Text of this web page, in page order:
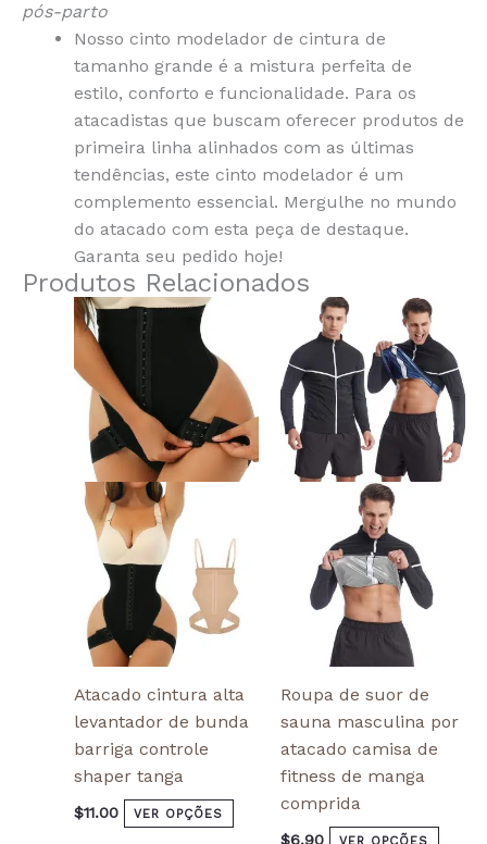
pós-parto
Nosso cinto modelador de cintura de
tamanho grande é a mistura perfeita de
estilo, conforto e funcionalidade. Para os
atacadistas que buscam oferecer produtos de
primeira linha alinhados com as últimas
tendências, este cinto modelador é um
complemento essencial. Mergulhe no mundo
do atacado com esta peça de destaque.
Garanta seu pedido hoje!
Produtos Relacionados
Atacado cintura alta
levantador de bunda
barriga controle
shaper tanga
$11.00 VER OPÇÕES
has
multiple
variants.
The
options
chosen
on
the
product
Roupa de suor de
sauna masculina por
atacado camisa de
fitness de manga
comprida
$6.90 VER OPÇÕES
has
The